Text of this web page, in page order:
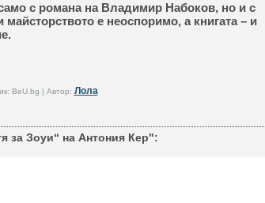
с романа на Владимир Набоков, но и с
е неоспоримо, а книгата – и
BeU.bg | Автор: Лола
за Зоуи“ на Антония Кер":